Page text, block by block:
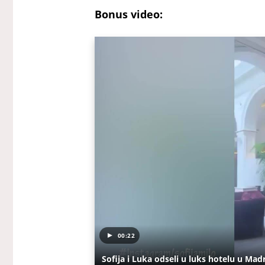
Bonus video:
00:22
Sofija i Luka odseli u luks hotelu u